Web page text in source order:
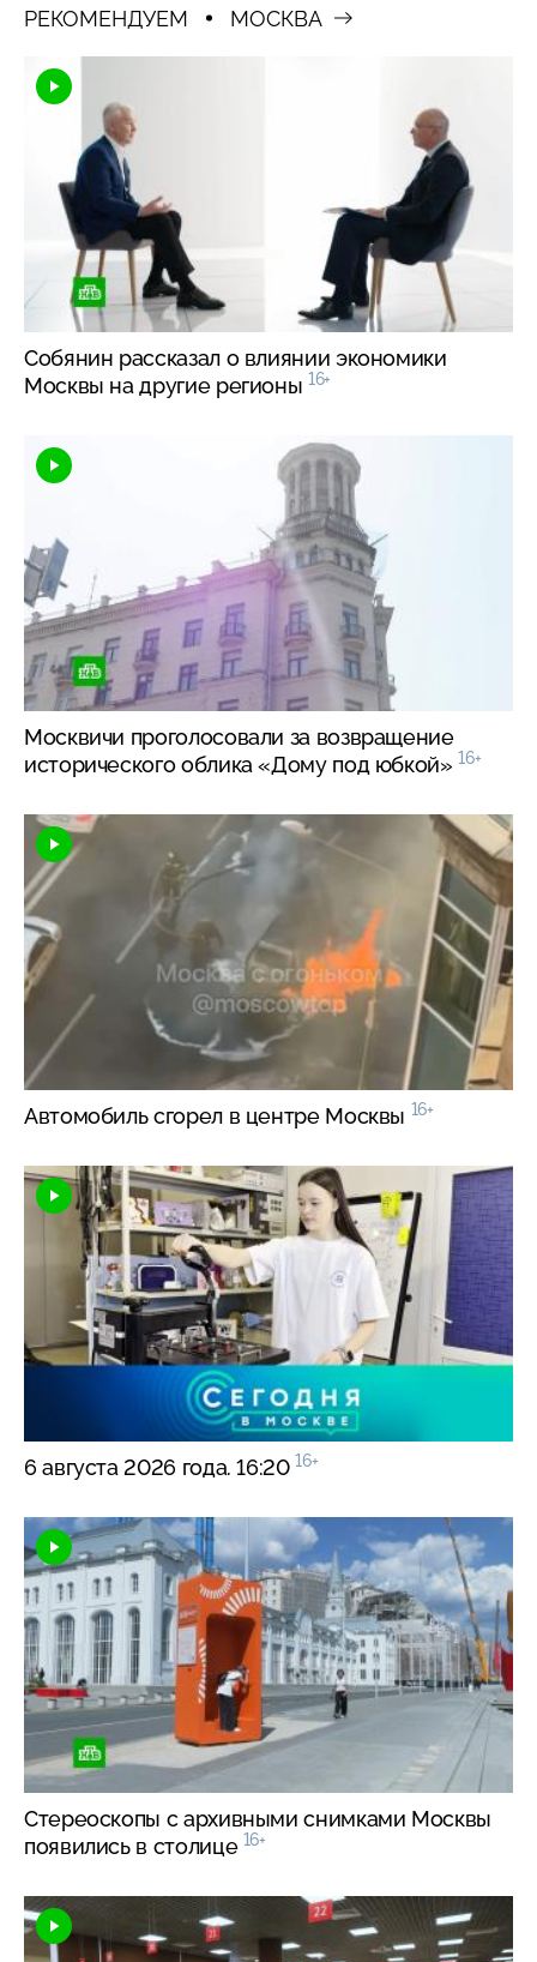
РЕКОМЕНДУЕМ МОСКВА
Собянин рассказал о влиянии экономики
Москвы на другие регионы 16+
Москвичи проголосовали за возвращение
исторического облика «Дому под юбкой» 16+
Автомобиль сгорел в центре Москвы 16+
6 августа 2026 года. 16:20 16+
Стереоскопы с архивными снимками Москвы
появились в столице 16+